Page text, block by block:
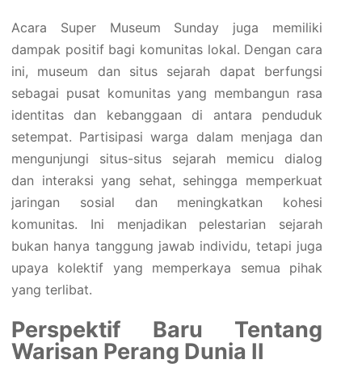
Acara Super Museum Sunday juga memiliki
dampak positif bagi komunitas lokal. Dengan cara
ini, museum dan situs sejarah dapat berfungsi
sebagai pusat komunitas yang membangun rasa
identitas dan kebanggaan di antara penduduk
setempat. Partisipasi warga dalam menjaga dan
mengunjungi situs-situs sejarah memicu dialog
dan interaksi yang sehat, sehingga memperkuat
jaringan sosial dan meningkatkan kohesi
komunitas. Ini menjadikan pelestarian sejarah
bukan hanya tanggung jawab individu, tetapi juga
upaya kolektif yang memperkaya semua pihak
yang terlibat.
Perspektif Baru Tentang
Warisan Perang Dunia II